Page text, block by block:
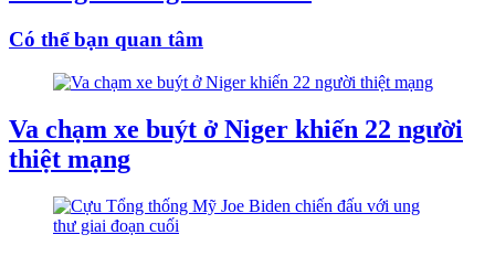
Có thể bạn quan tâm
Va chạm xe buýt ở Niger khiến 22 người
thiệt mạng